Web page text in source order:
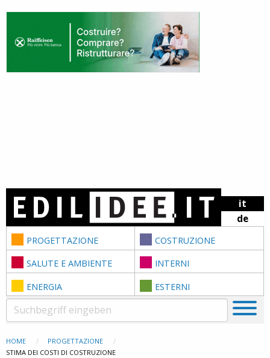
Skip to content
it
de
PROGETTAZIONE COSTRUZIONE
SALUTE E AMBIENTE INTERNI
ENERGIA ESTERNI
HOME
PROGETTAZIONE
STIMA DEI COSTI DI COSTRUZIONE